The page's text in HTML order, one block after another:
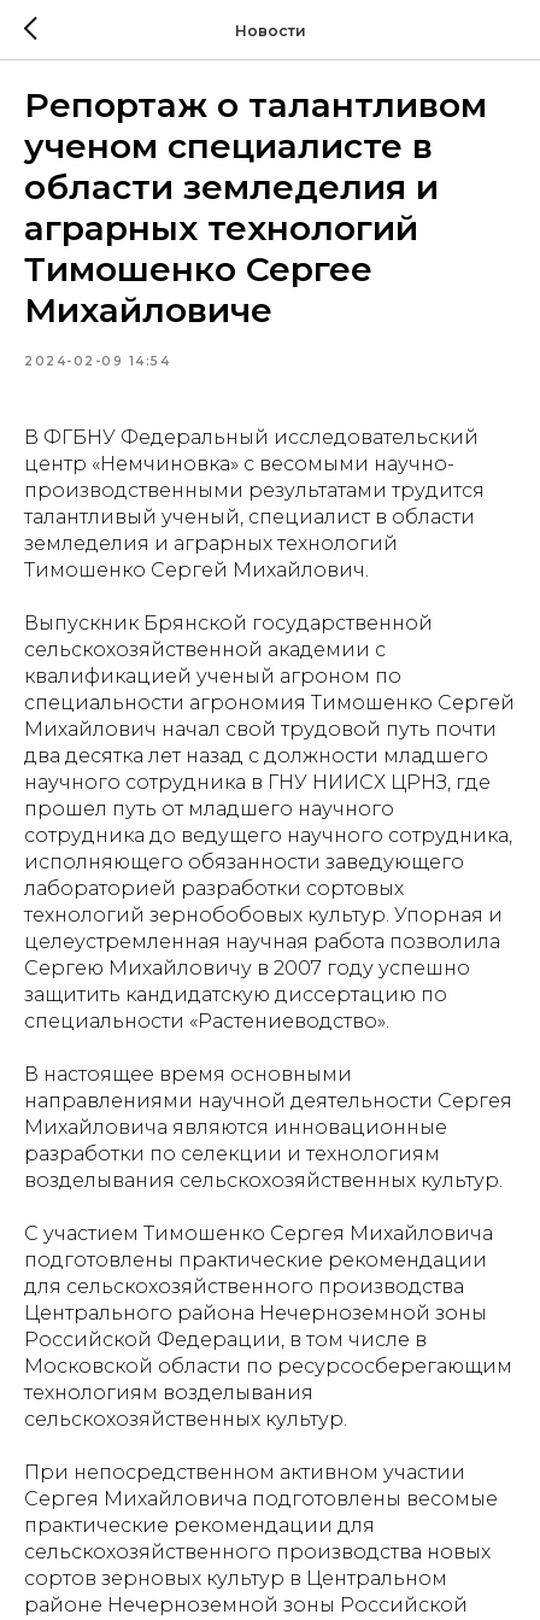
Новости
Репортаж о талантливом
ученом специалисте в
области земледелия и
аграрных технологий
Тимошенко Сергее
Михайловиче
2024-02-09 14:54
В ФГБНУ Федеральный исследовательский
центр «Немчиновка» с весомыми научно-
производственными результатами трудится
талантливый ученый, специалист в области
земледелия и аграрных технологий
Тимошенко Сергей Михайлович.
Выпускник Брянской государственной
сельскохозяйственной академии с
квалификацией ученый агроном по
специальности агрономия Тимошенко Сергей
Михайлович начал свой трудовой путь почти
два десятка лет назад с должности младшего
научного сотрудника в ГНУ НИИСХ ЦРНЗ, где
прошел путь от младшего научного
сотрудника до ведущего научного сотрудника,
исполняющего обязанности заведующего
лабораторией разработки сортовых
технологий зернобобовых культур. Упорная и
целеустремленная научная работа позволила
Сергею Михайловичу в 2007 году успешно
защитить кандидатскую диссертацию по
специальности «Растениеводство».
В настоящее время основными
направлениями научной деятельности Сергея
Михайловича являются инновационные
разработки по селекции и технологиям
возделывания сельскохозяйственных культур.
С участием Тимошенко Сергея Михайловича
подготовлены практические рекомендации
для сельскохозяйственного производства
Центрального района Нечерноземной зоны
Российской Федерации, в том числе в
Московской области по ресурсосберегающим
технологиям возделывания
сельскохозяйственных культур.
При непосредственном активном участии
Сергея Михайловича подготовлены весомые
практические рекомендации для
сельскохозяйственного производства новых
сортов зерновых культур в Центральном
районе Нечерноземной зоны Российской